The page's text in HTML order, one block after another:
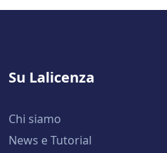
Su Lalicenza
Chi siamo
News e Tutorial